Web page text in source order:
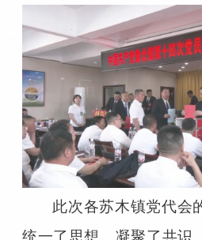
此次各苏木镇党代会
统一了思想、凝聚了共识